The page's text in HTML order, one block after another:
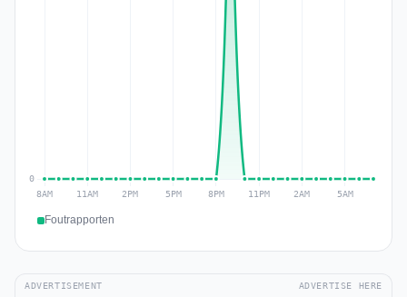
Foutrapporten
ADVERTISEMENT ADVERTISE HERE